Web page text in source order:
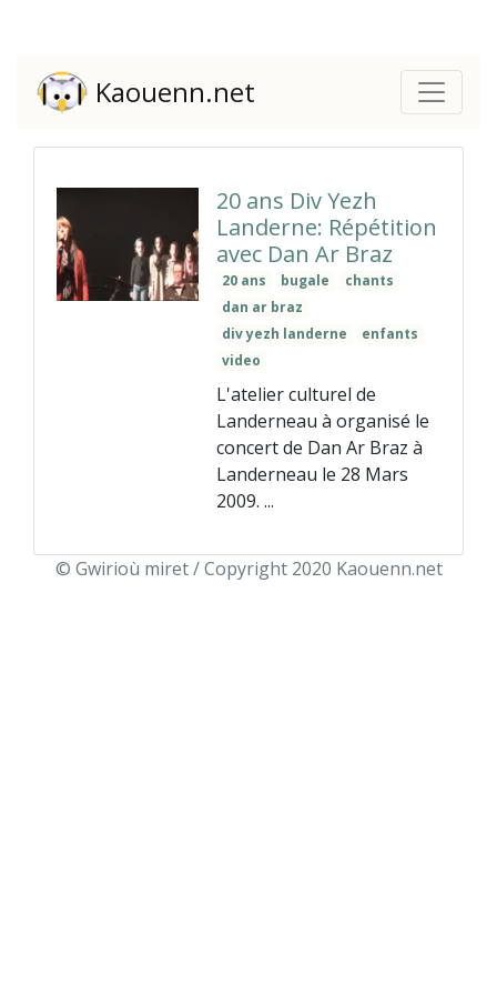
Kaouenn.net
20 ans Div Yezh
Landerne: Répétition
avec Dan Ar Braz
20 ans bugale
chants
dan ar braz
div yezh landerne
enfants
video
L'atelier culturel de
Landerneau à organisé le
concert de Dan Ar Braz à
Landerneau le 28 Mars
2009. ...
© Gwirioù miret / Copyright 2020 Kaouenn.net